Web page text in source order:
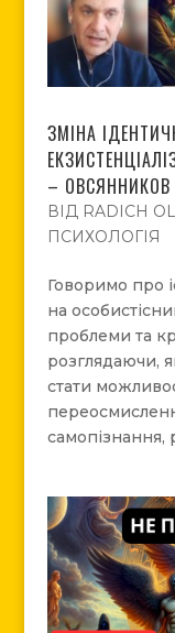
ЗМІНА
–
ВІД RADICH
ПСИХОЛОГІЯ
Говоримо про
на
проблеми та
розглядаючи,
стати
самопізнання,